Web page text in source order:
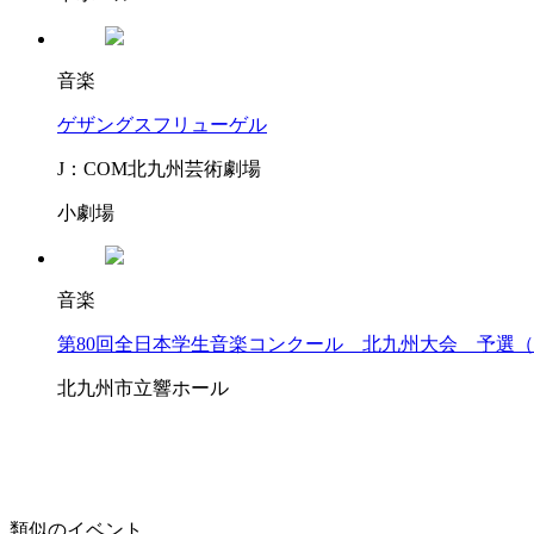
音楽
ゲザングスフリューゲル
J：COM北九州芸術劇場
小劇場
音楽
第80回全日本学生音楽コンクール 北九州大会 予選（
北九州市立響ホール
類似のイベント